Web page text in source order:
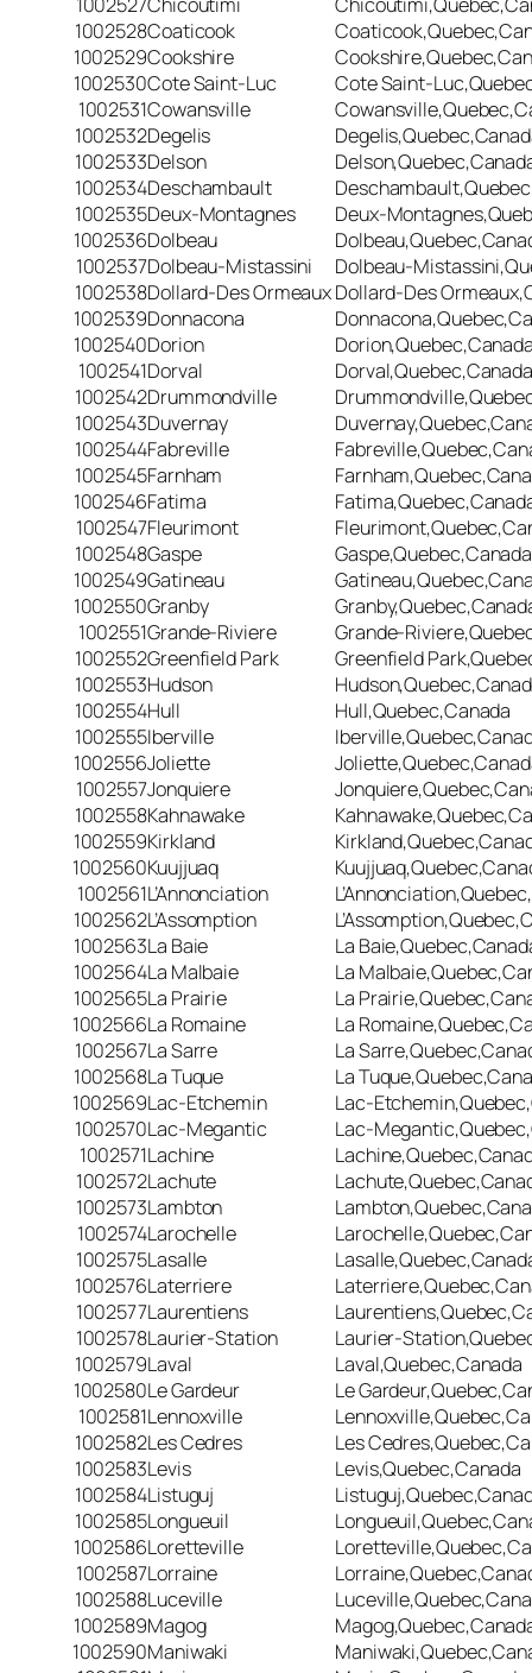
1002528Coaticook
1002529Cookshire
1002530Cote Saint-Luc
Cote Saint-
1002531Cowansville
1002532Degelis
1002533Delson
1002534Deschambault
1002535Deux-Montagnes
Deux-
1002536Dolbeau
1002537Dolbeau-Mistassini
Dolbeau-
1002538Dollard-Des OrmeauxDollard-Des
1002539Donnacona
1002540Dorion
1002541Dorval
Dorval,Quebec,Canada
1002542Drummondville
1002543Duvernay
1002544Fabreville
1002545Farnham
1002546Fatima
1002547Fleurimont
1002548Gaspe
Gaspe,Quebec,Canada
1002549Gatineau
1002550Granby
1002551Grande-Riviere
Grande-
1002552Greenfield Park
Greenfield
1002553Hudson
1002554Hull
Hull,Quebec,Canada
1002555Iberville
1002556Joliette
1002557Jonquiere
1002558Kahnawake
1002559Kirkland
1002560Kuujjuaq
1002561L’Annonciation
1002562L’Assomption
1002563La Baie
La
1002564La Malbaie
La
1002565La Prairie
La
1002566La Romaine
La
1002567La Sarre
La
1002568La Tuque
La
1002569Lac-Etchemin
Lac-
1002570Lac-Megantic
Lac-
1002571Lachine
1002572Lachute
1002573Lambton
1002574Larochelle
1002575Lasalle
1002576Laterriere
1002577Laurentiens
1002578Laurier-Station
Laurier-
1002579Laval
Laval,Quebec,Canada
1002580Le Gardeur
Le
1002581Lennoxville
1002582Les Cedres
Les
1002583Levis
Levis,Quebec,Canada
1002584Listuguj
1002585Longueuil
1002586Loretteville
1002587Lorraine
1002588Luceville
1002589Magog
1002590Maniwaki